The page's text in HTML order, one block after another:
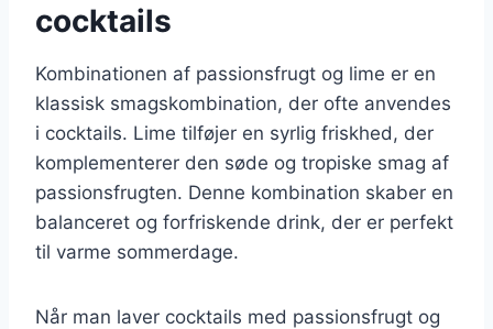
cocktails
Kombinationen af passionsfrugt og lime er en
klassisk smagskombination, der ofte anvendes
i cocktails. Lime tilføjer en syrlig friskhed, der
komplementerer den søde og tropiske smag af
passionsfrugten. Denne kombination skaber en
balanceret og forfriskende drink, der er perfekt
til varme sommerdage.
Når man laver cocktails med passionsfrugt og